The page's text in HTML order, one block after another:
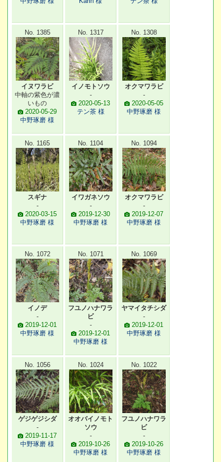
No. 1385
イヌワラビ
中軸の紫色が濃
いもの
2020-05-29
中野琢磨 様
No. 1317
イノモトソウ
-
2020-05-13
テン茶 様
No. 1308
オクマワラビ
-
2020-05-05
中野琢磨 様
No. 1165
スギナ
-
2020-03-15
中野琢磨 様
No. 1104
イワガネソウ
-
2019-12-30
中野琢磨 様
No. 1094
オクマワラビ
-
2019-12-07
中野琢磨 様
No. 1072
イノデ
-
2019-12-01
中野琢磨 様
No. 1071
フユノハナワラ
ビ
-
2019-12-01
中野琢磨 様
No. 1069
ヤマイタチシダ
-
2019-12-01
中野琢磨 様
No. 1056
ゲジゲジシダ
-
2019-11-17
中野琢磨 様
No. 1024
オオバイノモト
ソウ
-
2019-10-26
中野琢磨 様
No. 1022
フユノハナワラ
ビ
-
2019-10-26
中野琢磨 様